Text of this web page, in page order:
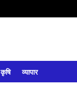
कृषि व्यापार